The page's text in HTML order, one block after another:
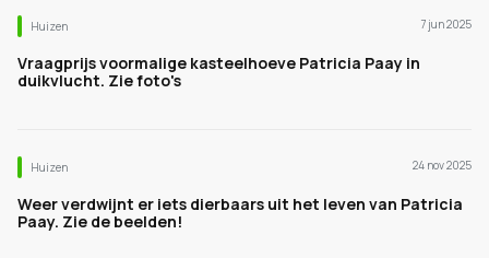
Huizen 7 jun 2025
Vraagprijs voormalige kasteelhoeve Patricia Paay in
duikvlucht. Zie foto's
Huizen 24 nov 2025
Weer verdwijnt er iets dierbaars uit het leven van Patricia
Paay. Zie de beelden!